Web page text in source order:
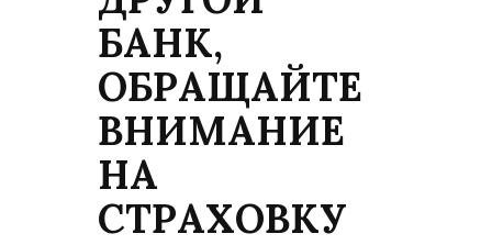
БАНК,
ОБРАЩАЙТЕ
ВНИМАНИЕ
НА
СТРАХОВКУ